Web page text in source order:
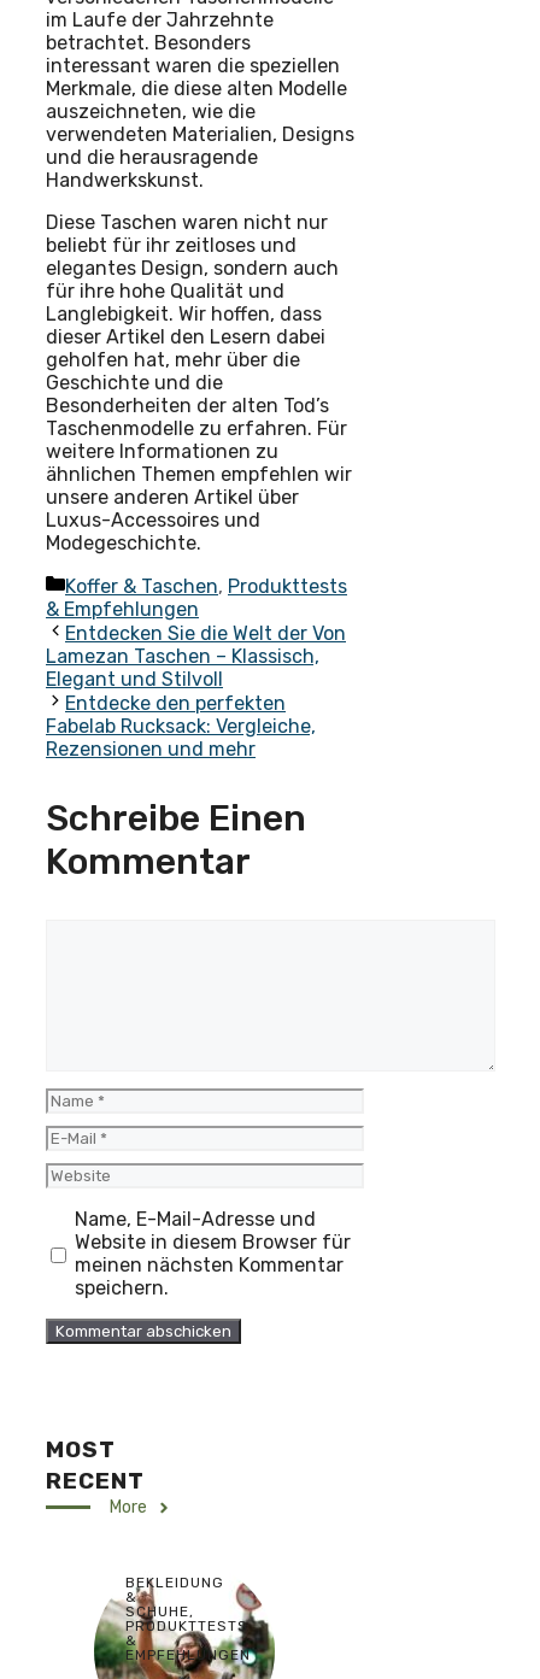
im Laufe der Jahrzehnte
betrachtet. Besonders
interessant waren die speziellen
Merkmale, die diese alten Modelle
auszeichneten, wie die
verwendeten Materialien, Designs
und die herausragende
Handwerkskunst.
Diese Taschen waren nicht nur
beliebt für ihr zeitloses und
elegantes Design, sondern auch
für ihre hohe Qualität und
Langlebigkeit. Wir hoffen, dass
dieser Artikel den Lesern dabei
geholfen hat, mehr über die
Geschichte und die
Besonderheiten der alten Tod’s
Taschenmodelle zu erfahren. Für
weitere Informationen zu
ähnlichen Themen empfehlen wir
unsere anderen Artikel über
Luxus-Accessoires und
Modegeschichte.
Kategorien
Koffer & Taschen, Produkttests
& Empfehlungen
Entdecken Sie die Welt der Von
Lamezan Taschen – Klassisch,
Elegant und Stilvoll
Entdecke den perfekten
Fabelab Rucksack: Vergleiche,
Rezensionen und mehr
Schreibe Einen
Kommentar
Name
E-
Mail
Website
Name, E-Mail-Adresse und
Website in diesem Browser für
meinen nächsten Kommentar
speichern.
MOST
RECENT
More
BEKLEIDUNG
&
SCHUHE,
PRODUKTTESTS
&
EMPFEHLUNGEN